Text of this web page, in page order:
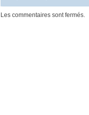
Les commentaires sont fermés.